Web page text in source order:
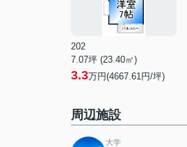
202
7.07坪 (23.40㎡)
3.3万円(4667.61円/坪)
周辺施設
大学